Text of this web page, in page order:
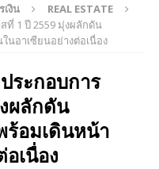
เงิน
REAL ESTATE
ที่ 1 ปี 2559 มุ่งผลักดัน
นอาเซียนอย่างต่อเนื่อง
ระกอบการ
ผลักดัน
ร้อมเดินหน้า
เนื่อง